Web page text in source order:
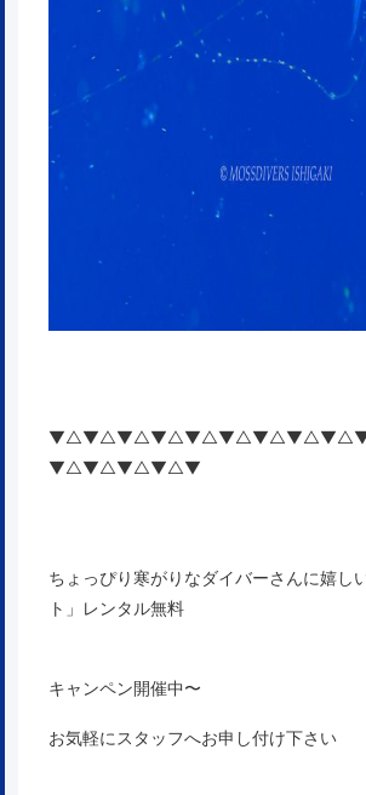
▼△▼△▼△▼△▼
ちょっぴり寒がりなダイバーさんに嬉し
ト」レンタル無料
キャンペン開催中〜
お気軽にスタッフへお申し付け下さい